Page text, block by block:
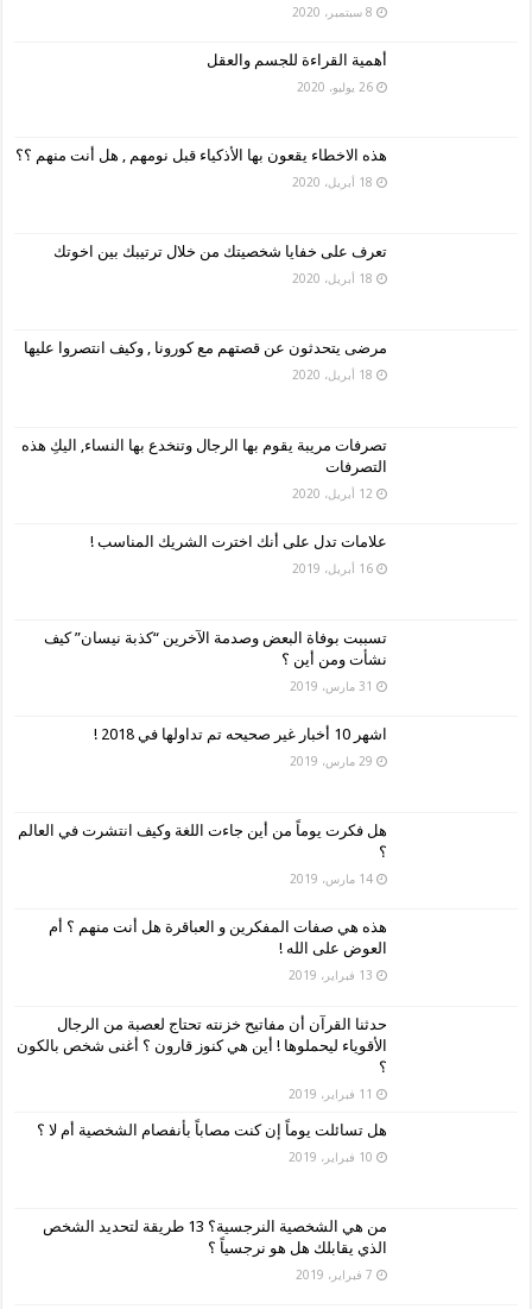
8 سبتمبر، 2020
أهمية القراءة للجسم والعقل
26 يوليو، 2020
هذه الاخطاء يقعون بها الأذكياء قبل نومهم , هل أنت منهم ؟؟
18 أبريل، 2020
تعرف على خفايا شخصيتك من خلال ترتيبك بين اخوتك
18 أبريل، 2020
مرضى يتحدثون عن قصتهم مع كورونا , وكيف انتصروا عليها
18 أبريل، 2020
تصرفات مريبة يقوم بها الرجال وتنخدع بها النساء, اليكِ هذه
التصرفات
12 أبريل، 2020
علامات تدل على أنك اخترت الشريك المناسب !
16 أبريل، 2019
تسببت بوفاة البعض وصدمة الآخرين “كذبة نيسان” كيف
نشأت ومن أين ؟
31 مارس، 2019
اشهر 10 أخبار غير صحيحه تم تداولها في 2018 !
29 مارس، 2019
هل فكرت يوماً من أين جاءت اللغة وكيف انتشرت في العالم
؟
14 مارس، 2019
هذه هي صفات المفكرين و العباقرة هل أنت منهم ؟ أم
العوض على الله !
13 فبراير، 2019
حدثنا القرآن أن مفاتيح خزنته تحتاج لعصبة من الرجال
الأقوياء ليحملوها ! أين هي كنوز قارون ؟ أغنى شخص بالكون
؟
11 فبراير، 2019
هل تسائلت يوماً إن كنت مصاباً بأنفصام الشخصية أم لا ؟
10 فبراير، 2019
من هي الشخصية النرجسية؟ 13 طريقة لتحديد الشخص
الذي يقابلك هل هو نرجسياً ؟
7 فبراير، 2019